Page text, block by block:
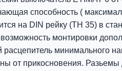
способность (
на DIN рейку (ТН 35) в
монтировки
расцепитель минимального
от прикосновения.